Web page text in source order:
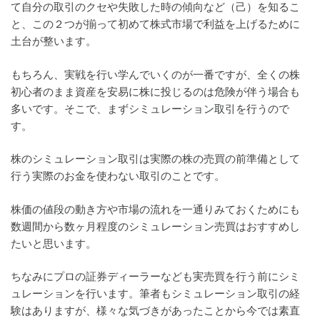
て自分の取引のクセや失敗した時の傾向など（己）を知るこ
と、この２つが揃って初めて株式市場で利益を上げるために
土台が整います。
もちろん、実戦を行い学んでいくのが一番ですが、全くの株
初心者のまま資産を安易に株に投じるのは危険が伴う場合も
多いです。そこで、まずシミュレーション取引を行うので
す。
株のシミュレーション取引は実際の株の売買の前準備として
行う実際のお金を使わない取引のことです。
株価の値段の動き方や市場の流れを一通りみておくためにも
数週間から数ヶ月程度のシミュレーション売買はおすすめし
たいと思います。
ちなみにプロの証券ディーラーなども実売買を行う前にシミ
ュレーションを行います。筆者もシミュレーション取引の経
験はありますが、様々な気づきがあったことから今では素直